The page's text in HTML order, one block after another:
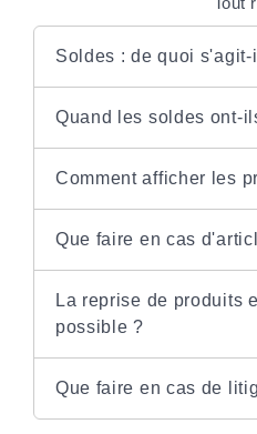
Soldes : de quoi s'agit-
Quand les soldes ont-
Comment afficher les
Que faire en cas
La reprise de produits
possible ?
Que faire en cas de